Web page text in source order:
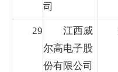
司
29
江西威
尔高电子股
份有限公司